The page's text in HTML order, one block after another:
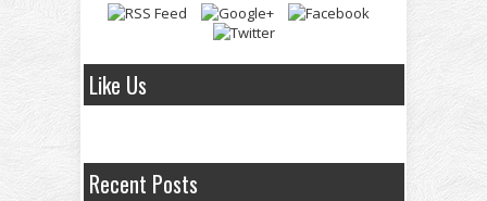
Like Us
Recent Posts